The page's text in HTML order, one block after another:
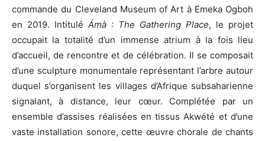
commande du Cleveland Museum of Art à Emeka Ogboh
en 2019. Intitulé Ámà : The Gathering Place, le projet
occupait la totalité d’un immense atrium à la fois lieu
d’accueil, de rencontre et de célébration. Il se composait
d’une sculpture monumentale représentant l’arbre autour
duquel s’organisent les villages d’Afrique subsaharienne
signalant, à distance, leur cœur. Complétée par un
ensemble d’assises réalisées en tissus Akwété et d’une
vaste installation sonore, cette œuvre chorale de chants